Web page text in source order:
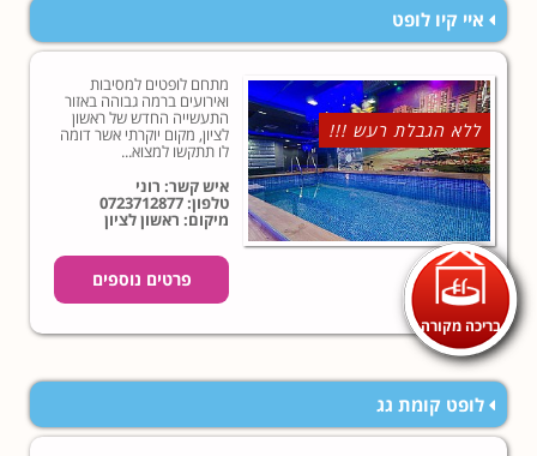
איי קיו לופט
ללא הגבלת רעש !!!
בריכה מקורה
מתחם לופטים למסיבות
ואירועים ברמה גבוהה באזור
התעשייה החדש של ראשון
לציון, מקום יוקרתי אשר דומה
לו תתקשו למצוא...
איש קשר: רוני
טלפון:0723712877
מיקום: ראשון לציון
פרטים נוספים
לופט קומת גג